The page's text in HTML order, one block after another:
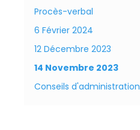
Procès-verbal
6 Février 2024
12 Décembre 2023
14 Novembre 2023
Conseils d'administration